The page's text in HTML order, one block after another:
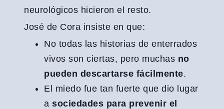
neurológicos hicieron el resto.
José de Cora insiste en que:
No todas las historias de enterrados
vivos son ciertas, pero muchas no
pueden descartarse fácilmente.
El miedo fue tan fuerte que dio lugar
a sociedades para prevenir el